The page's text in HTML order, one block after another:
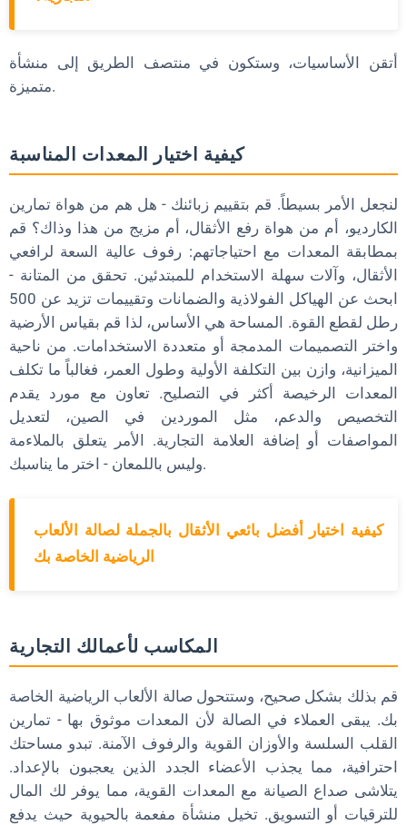
أتقن الأساسيات، وستكون في منتصف الطريق إلى منشأة
متميزة.
كيفية اختيار المعدات المناسبة
لنجعل الأمر بسيطاً. قم بتقييم زبائنك - هل هم من هواة تمارين
الكارديو، أم من هواة رفع الأثقال، أم مزيج من هذا وذاك؟ قم
بمطابقة المعدات مع احتياجاتهم: رفوف عالية السعة لرافعي
الأثقال، وآلات سهلة الاستخدام للمبتدئين. تحقق من المتانة -
ابحث عن الهياكل الفولاذية والضمانات وتقييمات تزيد عن 500
رطل لقطع القوة. المساحة هي الأساس، لذا قم بقياس الأرضية
واختر التصميمات المدمجة أو متعددة الاستخدامات. من ناحية
الميزانية، وازن بين التكلفة الأولية وطول العمر، فغالباً ما تكلف
المعدات الرخيصة أكثر في التصليح. تعاون مع مورد يقدم
التخصيص والدعم، مثل الموردين في الصين، لتعديل
المواصفات أو إضافة العلامة التجارية. الأمر يتعلق بالملاءمة
وليس باللمعان - اختر ما يناسبك.
كيفية اختيار أفضل بائعي الأثقال بالجملة لصالة الألعاب
الرياضية الخاصة بك
المكاسب لأعمالك التجارية
قم بذلك بشكل صحيح، وستتحول صالة الألعاب الرياضية الخاصة
بك. يبقى العملاء في الصالة لأن المعدات موثوق بها - تمارين
القلب السلسة والأوزان القوية والرفوف الآمنة. تبدو مساحتك
احترافية، مما يجذب الأعضاء الجدد الذين يعجبون بالإعداد.
يتلاشى صداع الصيانة مع المعدات القوية، مما يوفر لك المال
للترقيات أو التسويق. تخيل منشأة مفعمة بالحيوية حيث يدفع